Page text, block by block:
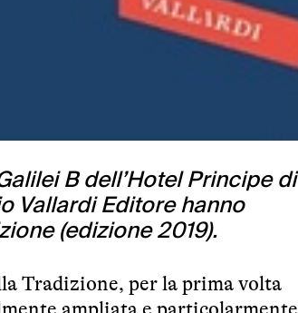
B dell’Hotel Principe di
Vallardi Editore hanno
(edizione 2019).
Tradizione, per la prima volta